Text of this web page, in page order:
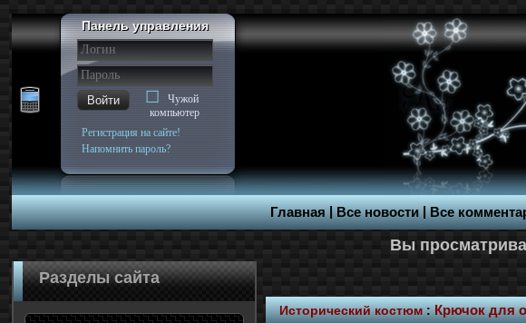
Панель управления
Войти
Чужой
компьютер
Регистрация на сайте!
Напомнить пароль?
Главная|Все новости|Все
Исторический костюм: Крючок для
Разделы сайта